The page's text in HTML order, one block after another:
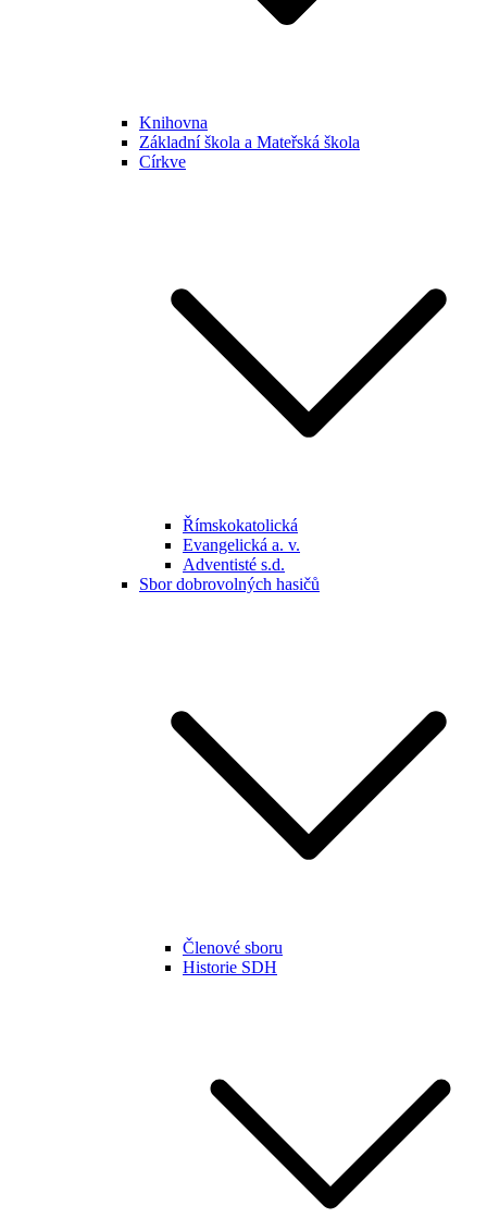
Knihovna
Základní škola a Mateřská škola
Církve
Římskokatolická
Evangelická a. v.
Adventisté s.d.
Sbor dobrovolných hasičů
Členové sboru
Historie SDH